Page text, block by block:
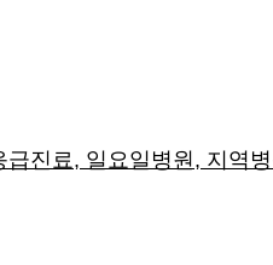
급진료, 일요일병원, 지역